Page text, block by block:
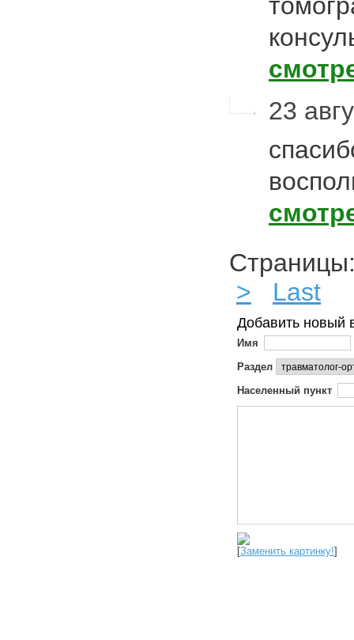
23
>
Last
Добавить новый
Имя
Раздел
Населенный пункт
[Заменить картинку!]